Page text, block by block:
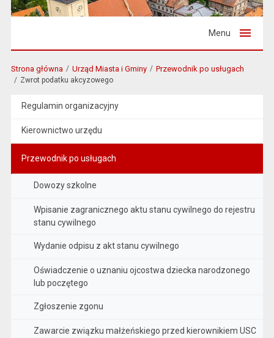
Menu
Strona główna Urząd Miasta i Gminy Przewodnik po usługach
Zwrot podatku akcyzowego
Regulamin organizacyjny
Kierownictwo urzędu
Przewodnik po usługach
Dowozy szkolne
Wpisanie zagranicznego aktu stanu cywilnego do rejestru
stanu cywilnego
Wydanie odpisu z akt stanu cywilnego
Oświadczenie o uznaniu ojcostwa dziecka narodzonego
lub poczętego
Zgłoszenie zgonu
Zawarcie związku małżeńskiego przed kierownikiem USC